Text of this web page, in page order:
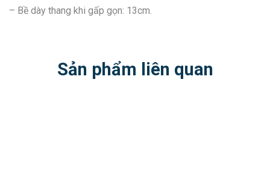
– Bề dày thang khi gấp gọn: 13cm.
Sản phẩm liên quan